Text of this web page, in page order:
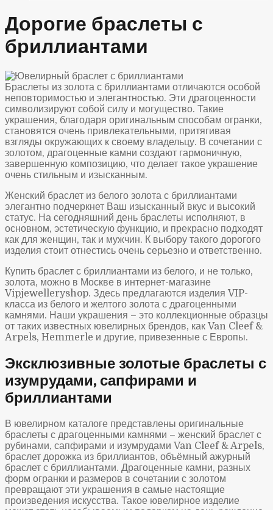
Дорогие браслеты с
бриллиантами
Браслеты из золота с бриллиантами отличаются особой
неповторимостью и элегантностью. Эти драгоценности
символизируют собой силу и могущество. Такие
украшения, благодаря оригинальным способам огранки,
становятся очень привлекательными, притягивая
взгляды окружающих к своему владельцу. В сочетании с
золотом, драгоценные камни создают гармоничную,
завершенную композицию, что делает такое украшение
очень стильным и изысканным.
Женский браслет из белого золота с бриллиантами
элегантно подчеркнет Ваш изысканный вкус и высокий
статус. На сегодняшний день браслеты исполняют, в
основном, эстетическую функцию, и прекрасно подходят
как для женщин, так и мужчин. К выбору такого дорогого
изделия стоит отнестись очень серьезно и ответственно.
Купить браслет с бриллиантами из белого, и не только,
золота, можно в Москве в интернет-магазине
Vipjewelleryshop. Здесь предлагаются изделия VIP-
класса из белого и желтого золота с драгоценными
камнями. Наши украшения – это коллекционные образцы
от таких известных ювелирных брендов, как Van Cleef &
Arpels, Hemmerle и другие, привезенные с Европы.
Эксклюзивные золотые браслеты с
изумрудами, сапфирами и
бриллиантами
В ювелирном каталоге представлены оригинальные
браслеты с драгоценными камнями – женский браслет с
рубинами, сапфирами и изумрудами Van Cleef & Arpels,
браслет дорожка из бриллиантов, объёмный ажурный
браслет с бриллиантами. Драгоценные камни, разных
форм огранки и размеров в сочетании с золотом
превращают эти украшения в самые настоящие
произведения искусства. Такое ювелирное изделие